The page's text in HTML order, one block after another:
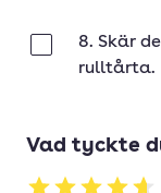
8. Skär
rulltårta.
Vad tyckte